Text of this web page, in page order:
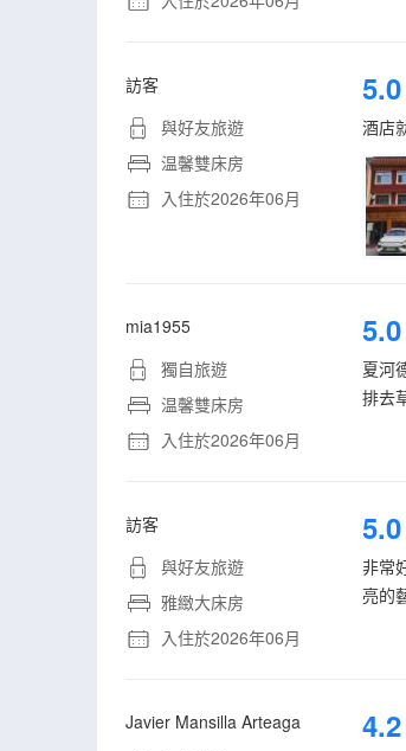
訪客
與好友旅遊
温馨雙床房
入住於2026年06月
5.0
酒店
mia1955
獨自旅遊
温馨雙床房
入住於2026年06月
5.0
夏河
排去
訪客
與好友旅遊
雅緻大床房
入住於2026年06月
5.0
非常
亮的
Javier Mansilla Arteaga
4.2